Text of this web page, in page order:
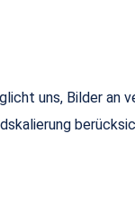
uns, Bilder an